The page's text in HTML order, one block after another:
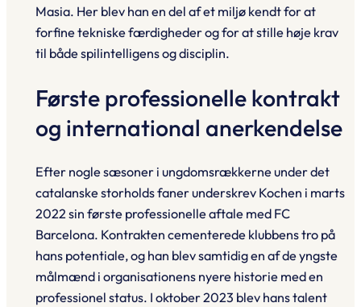
Masia. Her blev han en del af et miljø kendt for at
forfine tekniske færdigheder og for at stille høje krav
til både spilintelligens og disciplin.
Første professionelle kontrakt
og international anerkendelse
Efter nogle sæsoner i ungdomsrækkerne under det
catalanske storholds faner underskrev Kochen i marts
2022 sin første professionelle aftale med FC
Barcelona. Kontrakten cementerede klubbens tro på
hans potentiale, og han blev samtidig en af de yngste
målmænd i organisationens nyere historie med en
professionel status. I oktober 2023 blev hans talent